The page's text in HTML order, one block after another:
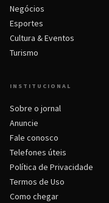
Negócios
Esportes
Cultura & Eventos
Turismo
INSTITUCIONAL
Sobre o jornal
Anuncie
Fale conosco
Telefones úteis
Política de Privacidade
Termos de Uso
Como chegar